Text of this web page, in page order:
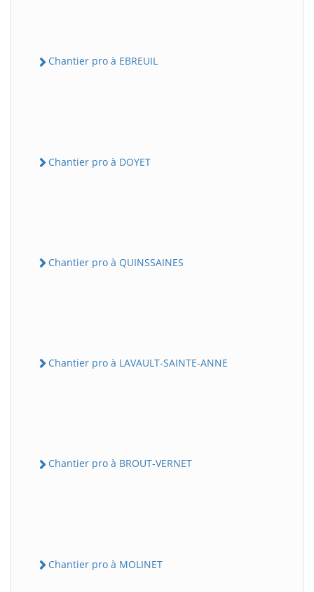
Chantier pro à EBREUIL
Chantier pro à DOYET
Chantier pro à QUINSSAINES
Chantier pro à LAVAULT-SAINTE-ANNE
Chantier pro à BROUT-VERNET
Chantier pro à MOLINET